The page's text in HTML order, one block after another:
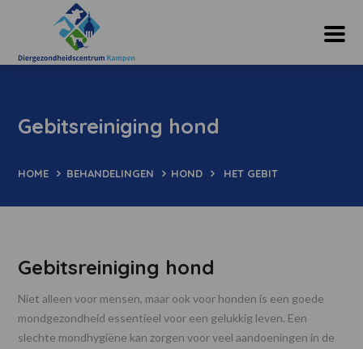
Gebitsreiniging hond
HOME BEHANDELINGEN HOND HET GEBIT
Gebitsreiniging hond
Niet alleen voor mensen, maar ook voor honden is een goede
mondgezondheid essentieel voor een gelukkig leven. Een
slechte mondhygiëne kan zorgen voor veel aandoeningen in de